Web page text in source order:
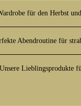
für den Herbst
Abendroutine für
Lieblingsprodukte